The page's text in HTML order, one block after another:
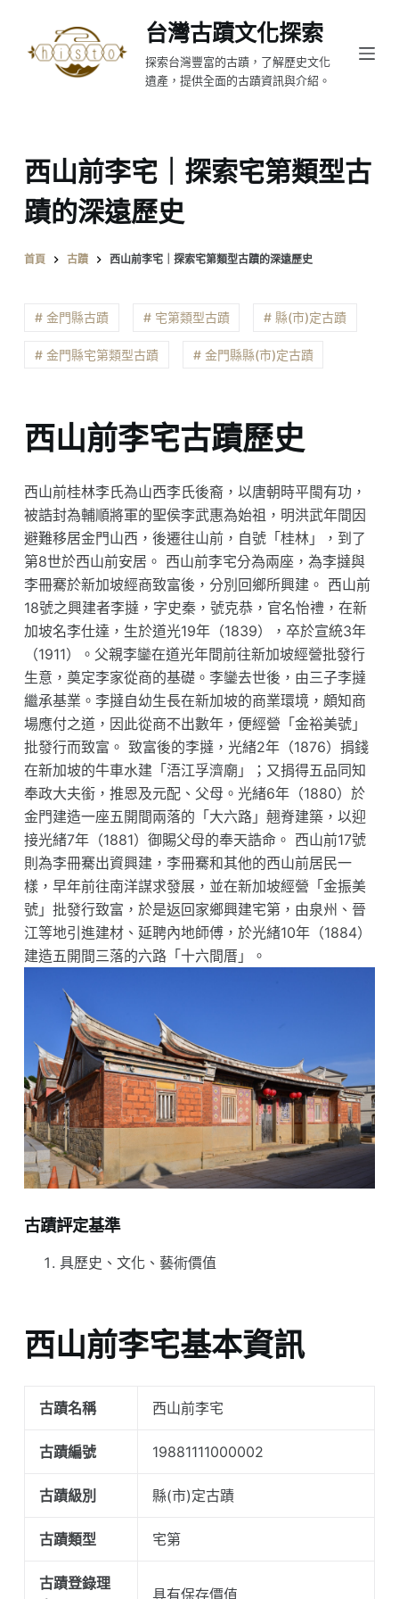
至
台灣古蹟文化探索
探索台灣豐富的古蹟，了解歷史文化
遺產，提供全面的古蹟資訊與介紹。
西山前李宅｜探索宅第類型古
蹟的深遠歷史
首頁 古蹟 西山前李宅｜探索宅第類型古蹟的深遠歷史
# 金門縣古蹟 # 宅第類型古蹟 # 縣(市)定古蹟
# 金門縣宅第類型古蹟 # 金門縣縣(市)定古蹟
西山前李宅古蹟歷史
西山前桂林李氏為山西李氏後裔，以唐朝時平閩有功，
被誥封為輔順將軍的聖侯李武惠為始祖，明洪武年間因
避難移居金門山西，後遷往山前，自號「桂林」，到了
第8世於西山前安居。 西山前李宅分為兩座，為李撻與
李冊騫於新加坡經商致富後，分別回鄉所興建。 西山前
18號之興建者李撻，字史秦，號克恭，官名怡禮，在新
加坡名李仕達，生於道光19年（1839），卒於宣統3年
（1911）。父親李鑾在道光年間前往新加坡經營批發行
生意，奠定李家從商的基礎。李鑾去世後，由三子李撻
繼承基業。李撻自幼生長在新加坡的商業環境，頗知商
場應付之道，因此從商不出數年，便經營「金裕美號」
批發行而致富。 致富後的李撻，光緒2年（1876）捐錢
在新加坡的牛車水建「浯江孚濟廟」；又捐得五品同知
奉政大夫銜，推恩及元配、父母。光緒6年（1880）於
金門建造一座五開間兩落的「大六路」翹脊建築，以迎
接光緒7年（1881）御賜父母的奉天誥命。 西山前17號
則為李冊騫出資興建，李冊騫和其他的西山前居民一
樣，早年前往南洋謀求發展，並在新加坡經營「金振美
號」批發行致富，於是返回家鄉興建宅第，由泉州、晉
江等地引進建材、延聘內地師傅，於光緒10年（1884）
建造五開間三落的六路「十六間厝」。
古蹟評定基準
具歷史、文化、藝術價值
西山前李宅基本資訊
古蹟名稱 西山前李宅
古蹟編號 19881111000002
古蹟級別 縣(市)定古蹟
古蹟類型 宅第
古蹟登錄理
具有保存價值